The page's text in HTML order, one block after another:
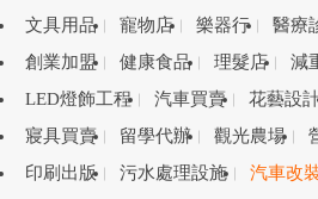
文具用品
寵物店 樂器行 醫療
創業加盟
健康食品 理髮店 減
LED燈飾工程
汽車買賣 花藝設
寢具買賣
留學代辦 觀光農場
印刷出版
污水處理設施 汽車改